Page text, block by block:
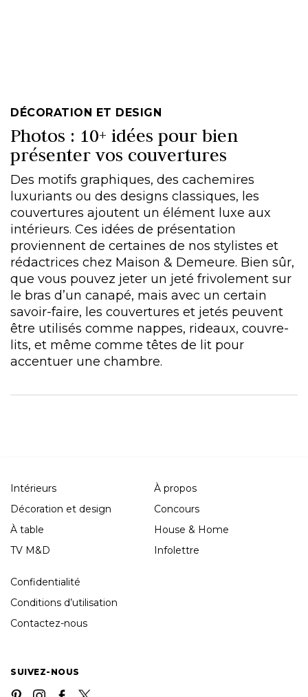
DÉCORATION ET DESIGN
Photos : 10+ idées pour bien
présenter vos couvertures
Des motifs graphiques, des cachemires
luxuriants ou des designs classiques, les
couvertures ajoutent un élément luxe aux
intérieurs. Ces idées de présentation
proviennent de certaines de nos stylistes et
rédactrices chez Maison & Demeure. Bien sûr,
que vous pouvez jeter un jeté frivolement sur
le bras d’un canapé, mais avec un certain
savoir-faire, les couvertures et jetés peuvent
être utilisés comme nappes, rideaux, couvre-
lits, et même comme têtes de lit pour
accentuer une chambre.
Intérieurs
Décoration et design
À table
TV M&D
À propos
Concours
House & Home
Infolettre
Confidentialité
Conditions d’utilisation
Contactez-nous
SUIVEZ-NOUS